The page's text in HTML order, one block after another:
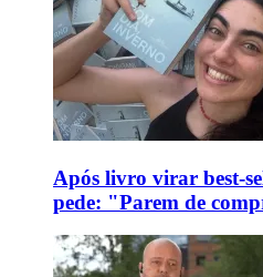
Após livro virar best-
pede: "Parem de